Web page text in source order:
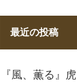
最近の投稿
『風、薫る』